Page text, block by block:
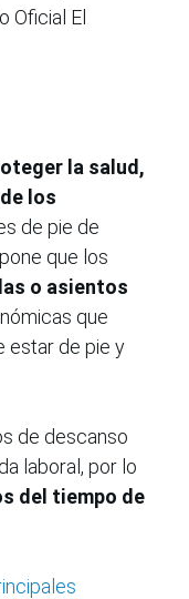
Oficial El
la salud,
los
de pie de
que los
o asientos
que
estar de pie y
de descanso
laboral, por lo
del tiempo de